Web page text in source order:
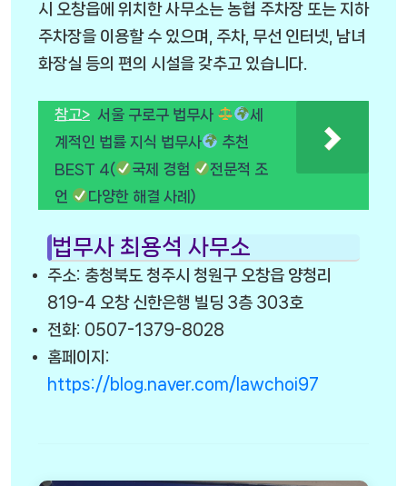
시 오창읍에 위치한 사무소는 농협 주차장 또는 지하
주차장을 이용할 수 있으며, 주차, 무선 인터넷, 남녀
화장실 등의 편의 시설을 갖추고 있습니다.
참고> 서울 구로구 법무사
세
계적인 법률 지식 법무사
추천
BEST 4(
국제 경험
전문적 조
언
다양한 해결 사례)
법무사 최용석 사무소
주소: 충청북도 청주시 청원구 오창읍 양청리
819-4 오창 신한은행 빌딩 3층 303호
전화: 0507-1379-8028
홈페이지:
https://blog.naver.com/lawchoi97